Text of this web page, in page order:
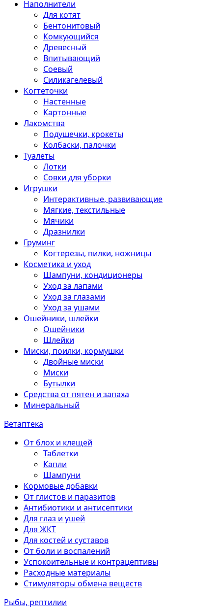
Наполнители
Для котят
Бентонитовый
Комкующийся
Древесный
Впитывающий
Соевый
Силикагелевый
Когтеточки
Настенные
Картонные
Лакомства
Подушечки, крокеты
Колбаски, палочки
Туалеты
Лотки
Совки для уборки
Игрушки
Интерактивные, развивающие
Мягкие, текстильные
Мячики
Дразнилки
Груминг
Когтерезы, пилки, ножницы
Косметика и уход
Шампуни, кондиционеры
Уход за лапами
Уход за глазами
Уход за ушами
Ошейники, шлейки
Ошейники
Шлейки
Миски, поилки, кормушки
Двойные миски
Миски
Бутылки
Средства от пятен и запаха
Минеральный
Ветаптека
От блох и клещей
Таблетки
Капли
Шампуни
Кормовые добавки
От глистов и паразитов
Антибиотики и антисептики
Для глаз и ушей
Для ЖКТ
Для костей и суставов
От боли и воспалений
Успокоительные и контрацептивы
Расходные материалы
Стимуляторы обмена веществ
Рыбы, рептилии